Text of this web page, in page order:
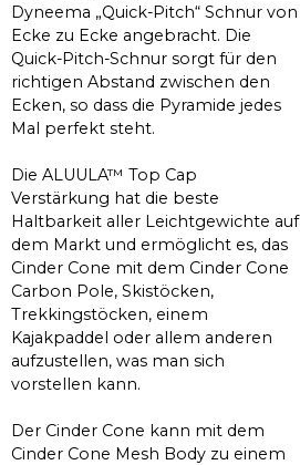
Dyneema „Quick-Pitch“ Schnur von
Ecke zu Ecke angebracht. Die
Quick-Pitch-Schnur sorgt für den
richtigen Abstand zwischen den
Ecken, so dass die Pyramide jedes
Mal perfekt steht.
Die ALUULA™ Top Cap
Verstärkung hat die beste
Haltbarkeit aller Leichtgewichte auf
dem Markt und ermöglicht es, das
Cinder Cone mit dem Cinder Cone
Carbon Pole, Skistöcken,
Trekkingstöcken, einem
Kajakpaddel oder allem anderen
aufzustellen, was man sich
vorstellen kann.
Der Cinder Cone kann mit dem
Cinder Cone Mesh Body zu einem